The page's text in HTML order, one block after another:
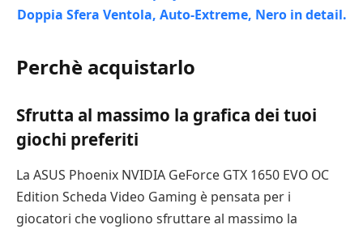
Perchè acquistarlo
Sfrutta al massimo la grafica dei tuoi
giochi preferiti
La ASUS Phoenix NVIDIA GeForce GTX 1650 EVO OC
Edition Scheda Video Gaming è pensata per i
giocatori che vogliono sfruttare al massimo la